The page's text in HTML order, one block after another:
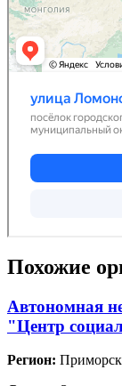
Похожие
Автономная
"Центр
Регион: